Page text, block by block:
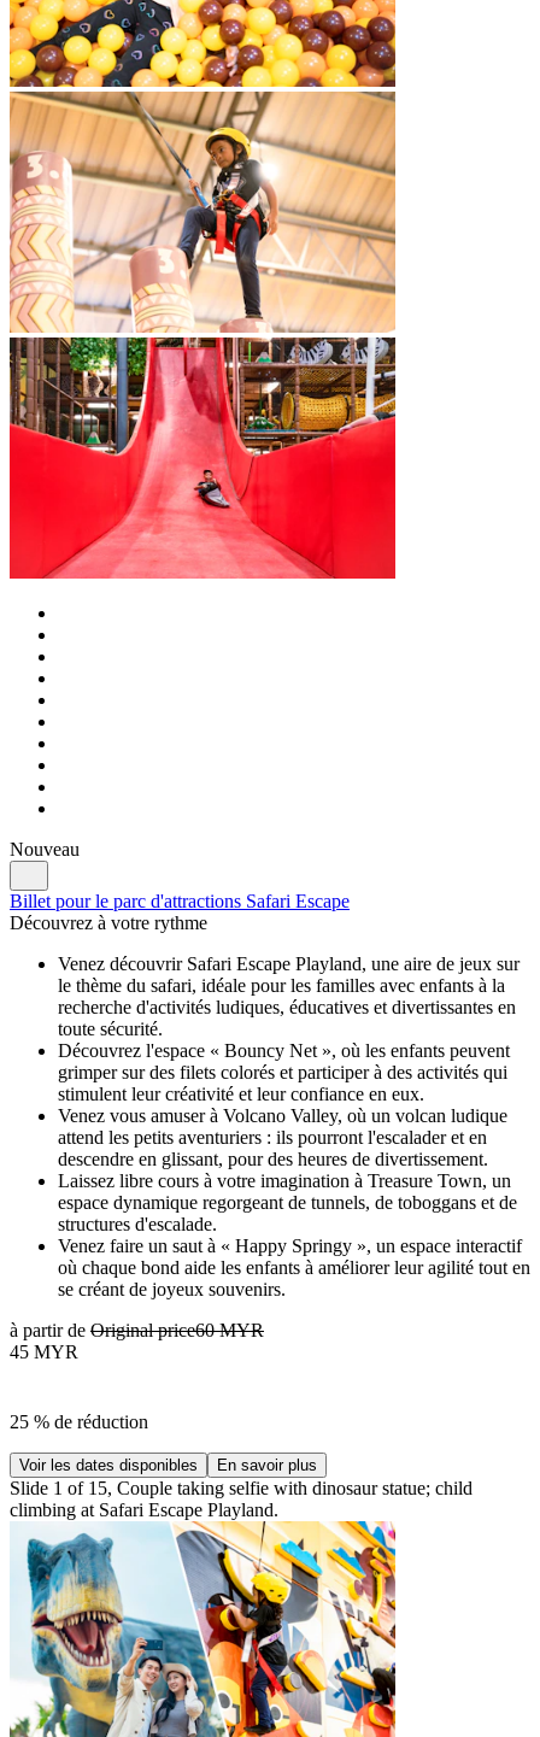
Nouveau
Billet pour le parc d'attractions Safari Escape
Découvrez à votre rythme
Venez découvrir Safari Escape Playland, une aire de jeux sur
le thème du safari, idéale pour les familles avec enfants à la
recherche d'activités ludiques, éducatives et divertissantes en
toute sécurité.
Découvrez l'espace « Bouncy Net », où les enfants peuvent
grimper sur des filets colorés et participer à des activités qui
stimulent leur créativité et leur confiance en eux.
Venez vous amuser à Volcano Valley, où un volcan ludique
attend les petits aventuriers : ils pourront l'escalader et en
descendre en glissant, pour des heures de divertissement.
Laissez libre cours à votre imagination à Treasure Town, un
espace dynamique regorgeant de tunnels, de toboggans et de
structures d'escalade.
Venez faire un saut à « Happy Springy », un espace interactif
où chaque bond aide les enfants à améliorer leur agilité tout en
se créant de joyeux souvenirs.
à partir de Original price60 MYR
45 MYR
25 % de réduction
Voir les dates disponibles En savoir plus
Slide 1 of 15, Couple taking selfie with dinosaur statue; child
climbing at Safari Escape Playland.